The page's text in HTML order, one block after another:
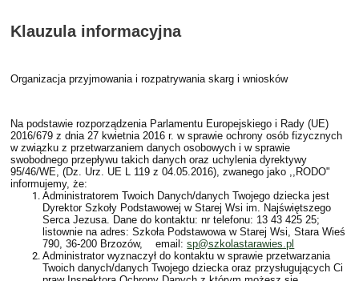
Klauzula informacyjna
Organizacja przyjmowania i rozpatrywania skarg i wniosków
Na podstawie rozporządzenia Parlamentu Europejskiego i Rady (UE)
2016/679 z dnia 27 kwietnia 2016 r. w sprawie ochrony osób fizycznych
w związku z przetwarzaniem danych osobowych i w sprawie
swobodnego przepływu takich danych oraz uchylenia dyrektywy
95/46/WE, (Dz. Urz. UE L 119 z 04.05.2016), zwanego jako ,,RODO"
informujemy, że:
Administratorem Twoich Danych/danych Twojego dziecka jest
Dyrektor Szkoły Podstawowej w Starej Wsi im. Najświętszego
Serca Jezusa. Dane do kontaktu: nr telefonu: 13 43 425 25;
listownie na adres: Szkoła Podstawowa w Starej Wsi, Stara Wieś
790, 36-200 Brzozów, email:sp@szkolastarawies.pl
Administrator wyznaczył do kontaktu w sprawie przetwarzania
Twoich danych/danych Twojego dziecka oraz przysługujących Ci